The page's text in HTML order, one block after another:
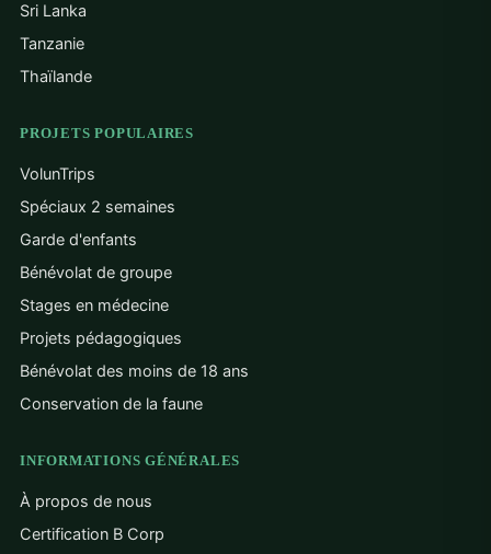
Sri Lanka
Tanzanie
Thaïlande
PROJETS POPULAIRES
VolunTrips
Spéciaux 2 semaines
Garde d'enfants
Bénévolat de groupe
Stages en médecine
Projets pédagogiques
Bénévolat des moins de 18 ans
Conservation de la faune
INFORMATIONS GÉNÉRALES
À propos de nous
Certification B Corp